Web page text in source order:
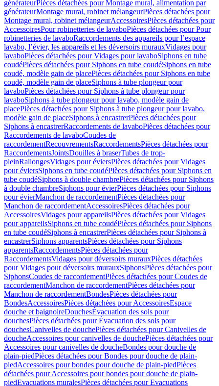
générateurPièces détachées pour Montage mural, alimentation par
générateurMontage mural, robinet mélangeurPièces détachées pour
Montage mural, robinet mélangeurAccessoiresPièces détachées pour
AccessoiresPour robinetteries de lavaboPièces détachées pour Pour
robinetteries de lavaboRaccordements des appareils pour l’espace
lavabo, l’évier, les appareils et les déversoirs murauxVidages pour
lavaboPièces détachées pour Vidages pour lavaboSiphons en tube
coudéPièces détachées pour Siphons en tube coudéSiphons en tube
coudé, modèle gain de placePièces détachées pour Siphons en tube
coudé, modèle gain de placeSiphons à tube plongeur pour
lavaboPièces détachées pour Siphons à tube plongeur pour
lavaboSiphons à tube plongeur pour lavabo, modèle gain de
placePièces détachées pour Siphons à tube plongeur pour lavabo,
modèle gain de placeSiphons à encastrerPièces détachées pour
Siphons à encastrerRaccordements de lavaboPièces détachées pour
Raccordements de lavaboCoudes de
raccordementRecouvrementsRaccordementsPièces détachées pour
RaccordementsJointsDouilles à braserTubes de trop-
pleinRallongesVidages pour éviersPièces détachées pour Vidages
pour éviersSiphons en tube coudéPièces détachées pour Siphons en
tube coudéSiphons à double chambrePièces détachées pour Siphons
à double chambreSiphons pour évierPièces détachées pour Siphons
pour évierManchon de raccordementPièces détachées pour
Manchon de raccordementAccessoiresPièces détachées pour
AccessoiresVidages pour appareilsPièces détachées pour Vidages
pour appareilsSiphons en tube coudéPièces détachées pour Siphons
en tube coudéSiphons à encastrerPièces détachées pour Siphons à
encastrerSiphons apparentsPièces détachées pour Siphons
apparentsRaccordementsPièces détachées pour
RaccordementsVidages pour déversoirs murauxPièces détachées
pour Vidages pour déversoirs murauxSiphonsPièces détachées pour
SiphonsCoudes de raccordementPièces détachées pour Coudes de
raccordementManchon de raccordementPièces détachées pour
Manchon de raccordementBondesPièces détachées pour
BondesAccessoiresPièces détachées pour AccessoiresEspace
douche et baignoireDouchesÉvacuation des sols pour
douchesPièces détachées pour Évacuation des sols pour
douchesCanivelles de douchePièces détachées pour Canivelles de
doucheAccessoires pour canivelles de douchePièces détachées pour
Accessoires pour canivelles de doucheBondes pour douche de
plain-piedPièces détachées pour Bondes pour douche de plain-
piedAccessoires pour bondes pour douche de plain-piedPièces
détachées pour Accessoires pour bondes pour douche de plain-
piedEvacuations muralesPièces détachées pour Evacuations